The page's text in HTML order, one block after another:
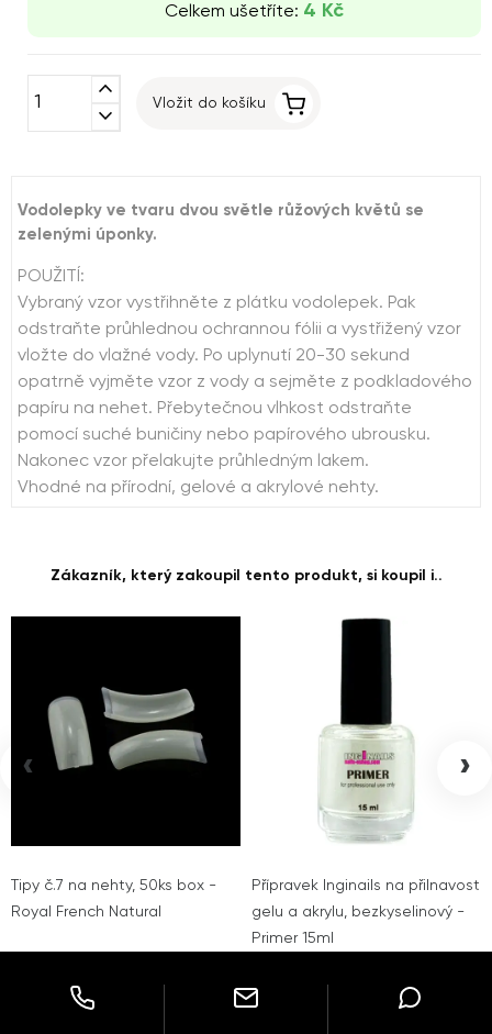
Celkem ušetříte: 4 Kč
expand_less
expand_more
Vložit do košíku
Vodolepky ve tvaru dvou světle růžových květů se
zelenými úponky.
POUŽITÍ:
Vybraný vzor vystřihněte z plátku vodolepek. Pak
odstraňte průhlednou ochrannou fólii a vystřižený vzor
vložte do vlažné vody. Po uplynutí 20-30 sekund
opatrně vyjměte vzor z vody a sejměte z podkladového
papíru na nehet. Přebytečnou vlhkost odstraňte
pomocí suché buničiny nebo papírového ubrousku.
Nakonec vzor přelakujte průhledným lakem.
Vhodné na přírodní, gelové a akrylové nehty.
Zákazník, který zakoupil tento produkt, si koupil i..
Tipy č.7 na nehty, 50ks box -
Royal French Natural
Přípravek Inginails na přilnavost
gelu a akrylu, bezkyselinový -
Primer 15ml
‹ ›